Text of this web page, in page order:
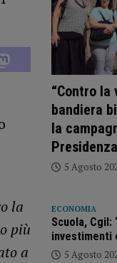
la
più
a
“Contro la
bandiera
la
5 Agosto
ECONOMIA
Scuola, Cgil:
investimenti
5 Agosto